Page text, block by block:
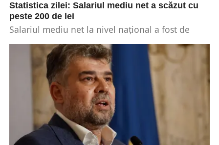
Statistica zilei: Salariul mediu net a scăzut cu
peste 200 de lei
Salariul mediu net la nivel național a fost de